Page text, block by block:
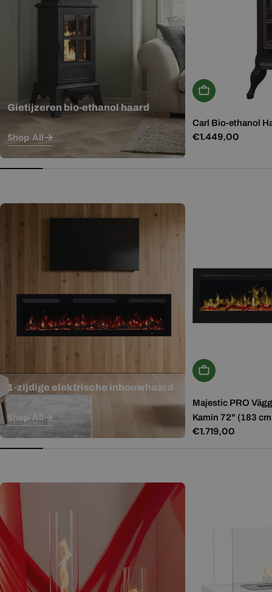
Gietijzeren bio-ethanol haard
Shop All
In Winkelwagen
Carl Bio-ethanol
Normale
€1.449,00
1-zijdige elektrische inbouwhaard
Shop All
In Winkelwagen
Majestic PRO
Kamin 72" (183
Normale
€1.719,00